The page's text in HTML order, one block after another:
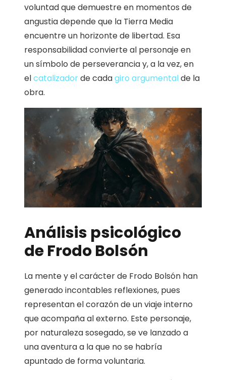
voluntad que demuestre en momentos de
angustia depende que la Tierra Media
encuentre un horizonte de libertad. Esa
responsabilidad convierte al personaje en
un símbolo de perseverancia y, a la vez, en
elcatalizadorde cadagiro argumentalde la
obra.
Análisis psicológico
de Frodo Bolsón
La mente y el carácter de Frodo Bolsón han
generado incontables reflexiones, pues
representan el corazón de un viaje interno
que acompaña al externo. Este personaje,
por naturaleza sosegado, se ve lanzado a
una aventura a la que no se habría
apuntado de forma voluntaria.